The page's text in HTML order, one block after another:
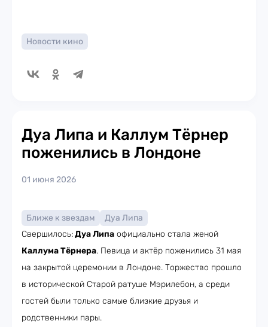
Новости кино
Дуа Липа и Каллум Тёрнер
поженились в Лондоне
01 июня 2026
Ближе к звездам
Дуа Липа
Свершилось:Дуа Липа официально стала женой
Каллума Тёрнера. Певица и актёр поженились 31 мая
на закрытой церемонии в Лондоне. Торжество прошло
в исторической Старой ратуше Мэрилебон, а среди
гостей были только самые близкие друзья и
родственники пары.